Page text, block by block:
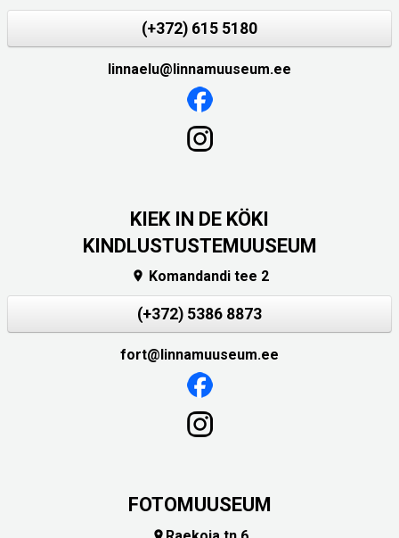
(+372) 615 5180
linnaelu@linnamuuseum.ee
KIEK IN DE KÖKI
KINDLUSTUSTEMUUSEUM
 Komandandi tee 2
(+372) 5386 8873
fort@linnamuuseum.ee
FOTOMUUSEUM